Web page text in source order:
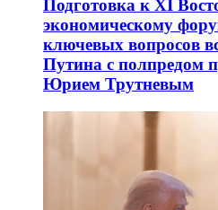
Подготовка к XI
экономическому
ключевых вопросов
Путина с полпредом
Юрием Трутневым